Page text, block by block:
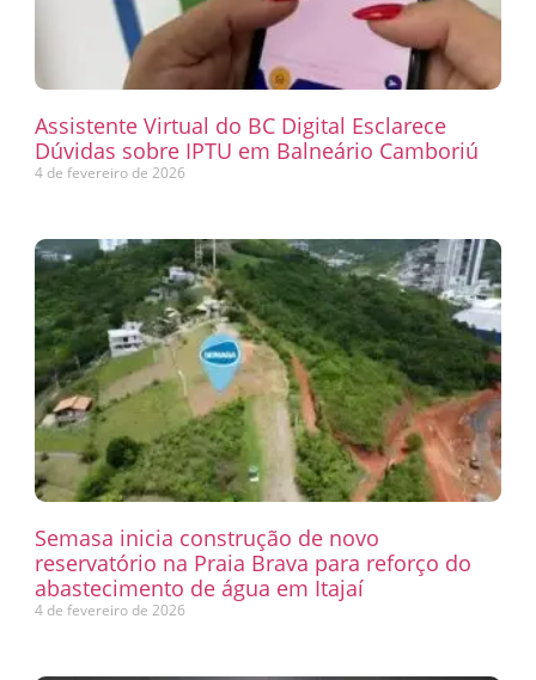
Assistente Virtual do BC Digital Esclarece
Dúvidas sobre IPTU em Balneário Camboriú
4 de fevereiro de 2026
Semasa inicia construção de novo
reservatório na Praia Brava para reforço do
abastecimento de água em Itajaí
4 de fevereiro de 2026